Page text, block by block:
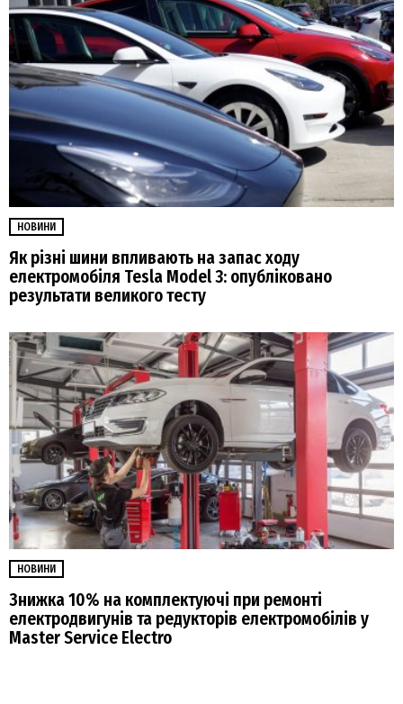
НОВИНИ
Як різні шини впливають на запас ходу
електромобіля Tesla Model 3: опубліковано
результати великого тесту
НОВИНИ
Знижка 10% на комплектуючі при ремонті
електродвигунів та редукторів електромобілів у
Master Service Electro